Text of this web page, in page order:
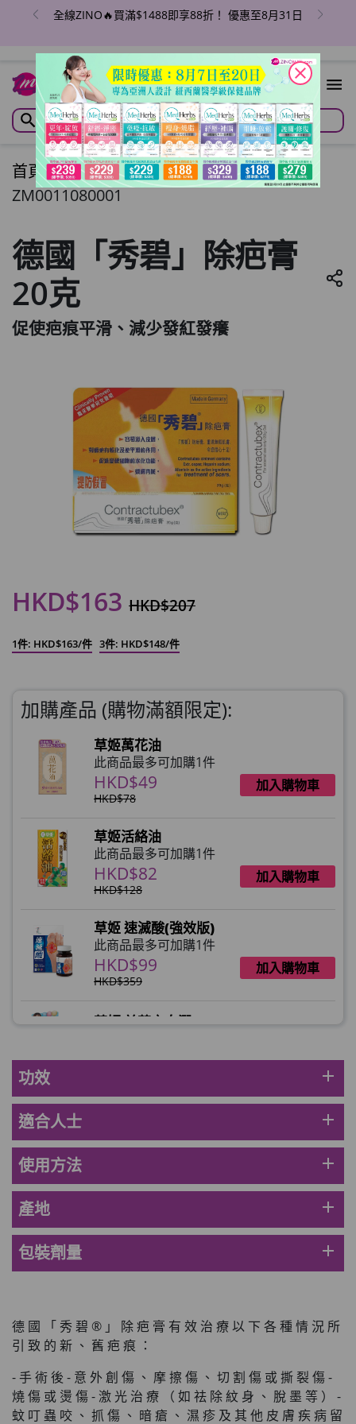
全線ZINO🔥買滿$1488即享88折！ 優惠至8月31日
首頁/德國「秀碧」除疤膏20克
ZM0011080001
德國「秀碧」除疤膏
20克
促使疤痕平滑、減少發紅發癢
HKD$163 HKD$207
1件: HKD$163/件 3件: HKD$148/件
加購產品 (購物滿額限定):
草姬萬花油
此商品最多可加購1件
HKD$49
HKD$78
加入購物車
草姬活絡油
此商品最多可加購1件
HKD$82
HKD$128
加入購物車
草姬 速滅酸(強效版)
此商品最多可加購1件
HKD$99
HKD$359
加入購物車
草姬 益菌之白潤
HKD$99 加入購物車
草姬 調經緊緻寶(27年2月到期)
HKD$169
HKD$369
加入購物車
男補精力丸5:1 (到期日2028年1月)
HKD$169 加入購物車
此商品最多可加購1件
HKD$88
HKD$145
Round Lab 白樺樹水份防曬霜 50ml
(到期日2027年2月)
功效 add
適合人士 add
使用方法 add
產地 add
包裝劑量 add
德 國 「 秀 碧 ® 」 除 疤 膏 有 效 治 療 以 下 各 種 情 況 所
引 致 的 新 、 舊 疤 痕 ：
- 手 術 後 - 意 外 創 傷 、 摩 擦 傷 、 切 割 傷 或 撕 裂 傷 -
燒 傷 或 燙 傷 - 激 光 治 療 （ 如 祛 除 紋 身 、 脫 墨 等 ） -
蚊 叮 蟲 咬 、 抓 傷 、 暗 瘡 、 濕 疹 及 其 他 皮 膚 疾 病 留
close